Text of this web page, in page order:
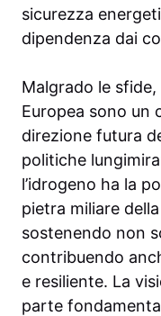
sicurezza
dipendenza dai
Malgrado le
Europea sono un
direzione futura
politiche
l’idrogeno ha la
pietra miliare
sostenendo non
contribuendo
e resiliente. La
parte